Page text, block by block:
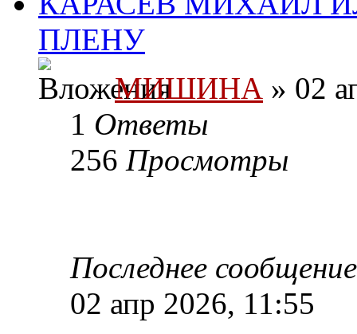
ПЛЕНУ
МИШИНА » 02
1 Ответы
256 Просмотры
Последнее
02 апр 2026, 11:55